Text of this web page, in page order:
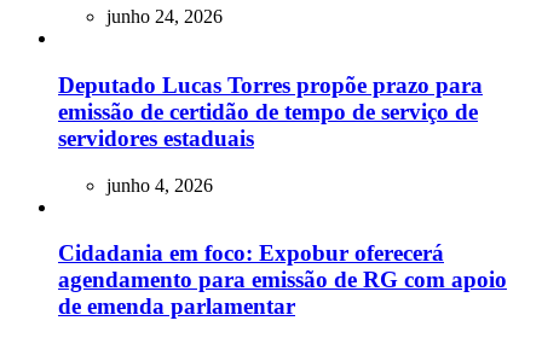
junho 24, 2026
Deputado Lucas Torres propõe prazo para
emissão de certidão de tempo de serviço de
servidores estaduais
junho 4, 2026
Cidadania em foco: Expobur oferecerá
agendamento para emissão de RG com apoio
de emenda parlamentar